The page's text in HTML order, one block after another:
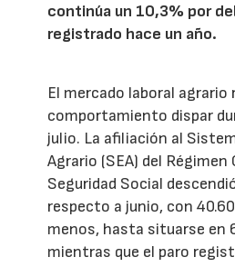
continúa un 10,3% por
registrado hace un año.
El mercado laboral
comportamiento dispar
julio. La afiliación al
Agrario (SEA) del Régimen
Seguridad Social
respecto a junio, con
menos, hasta situarse en
mientras que el paro